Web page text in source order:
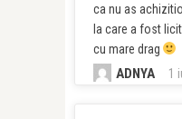
ca nu as
la care a fost
cu mare drag
ADNYA 1